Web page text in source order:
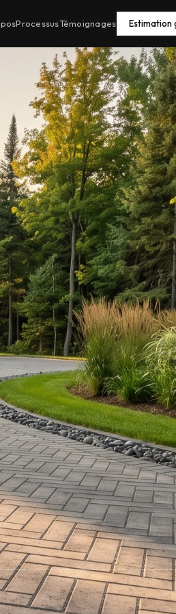
ProcessusTémoignages Estimation